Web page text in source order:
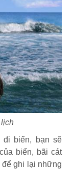
đi biển, bạn sẽ
biển, bãi cát
ghi lại những